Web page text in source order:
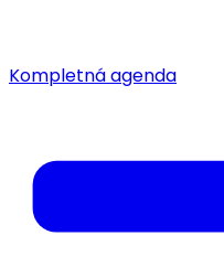
Kompletná agenda